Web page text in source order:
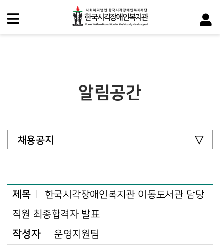
알림공간
채용공지
제목
한국시각장애인복지관 이동도서관 담당
직원 최종합격자 발표
작성자 운영지원팀